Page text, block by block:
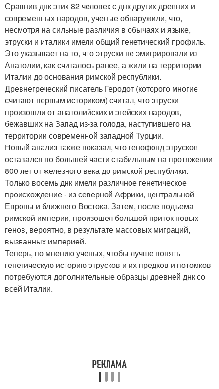
Сравнив днк этих 82 человек с днк других древних и
современных народов, ученые обнаружили, что,
несмотря на сильные различия в обычаях и языке,
этруски и италики имели общий генетический профиль.
Это указывает на то, что этруски не эмигрировали из
Анатолии, как считалось ранее, а жили на территории
Италии до основания римской республики.
Древнегреческий писатель Геродот (которого многие
считают первым историком) считал, что этруски
произошли от анатолийских и эгейских народов,
бежавших на Запад из-за голода, наступившего на
территории современной западной Турции.
Новый анализ также показал, что генофонд этрусков
оставался по большей части стабильным на протяжении
800 лет от железного века до римской республики.
Только восемь днк имели различное генетическое
происхождение - из северной Африки, центральной
Европы и ближнего Востока. Затем, после подъема
римской империи, произошел большой приток новых
генов, вероятно, в результате массовых миграций,
вызванных империей.
Теперь, по мнению ученых, чтобы лучше понять
генетическую историю этрусков и их предков и потомков
потребуются дополнительные образцы древней днк со
всей Италии.